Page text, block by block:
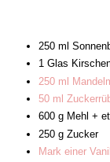
250 ml
1 Glas
250 ml
50 ml
600 g Mehl +
250 g Zucker
Mark einer